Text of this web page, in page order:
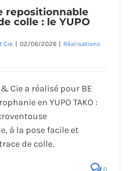
repositionnable
colle : le YUPO
Cie | 02/06/2026 | Réalisations
Cie a réalisé pour BE
en YUPO TAKO :
à la pose facile et
de colle.
0